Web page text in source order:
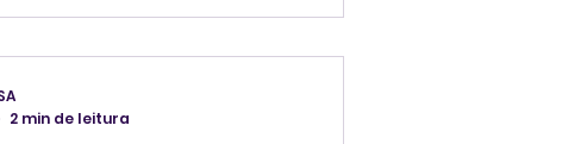
2 min de leitura